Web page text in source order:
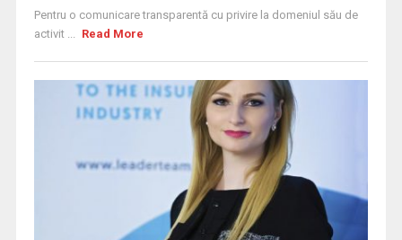
Pentru o comunicare transparentă cu privire la domeniul său de
activit ... Read More